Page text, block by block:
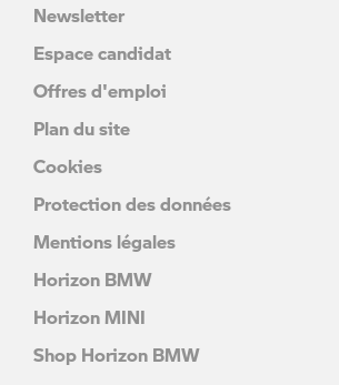
Newsletter
Espace candidat
Offres d'emploi
Plan du site
Cookies
Protection des données
Mentions légales
Horizon BMW
Horizon MINI
Shop Horizon BMW